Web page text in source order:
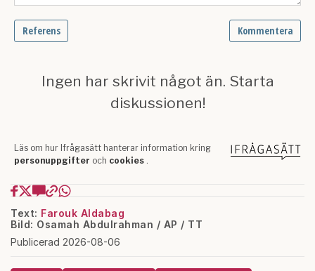
Text: Farouk Aldabag
Bild: Osamah Abdulrahman / AP / TT
Publicerad 2026-08-06